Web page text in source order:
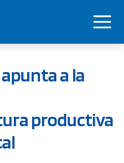
a la
productiva